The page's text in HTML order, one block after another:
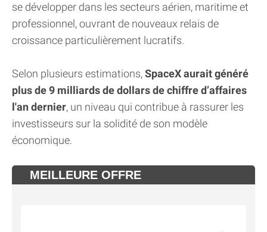
se développer dans les secteurs aérien, maritime et
professionnel, ouvrant de nouveaux relais de
croissance particulièrement lucratifs.
Selon plusieurs estimations,SpaceX aurait généré
plus de 9 milliards de dollars de chiffre d’affaires
l'an dernier, un niveau qui contribue à rassurer les
investisseurs sur la solidité de son modèle
économique.
MEILLEURE OFFRE